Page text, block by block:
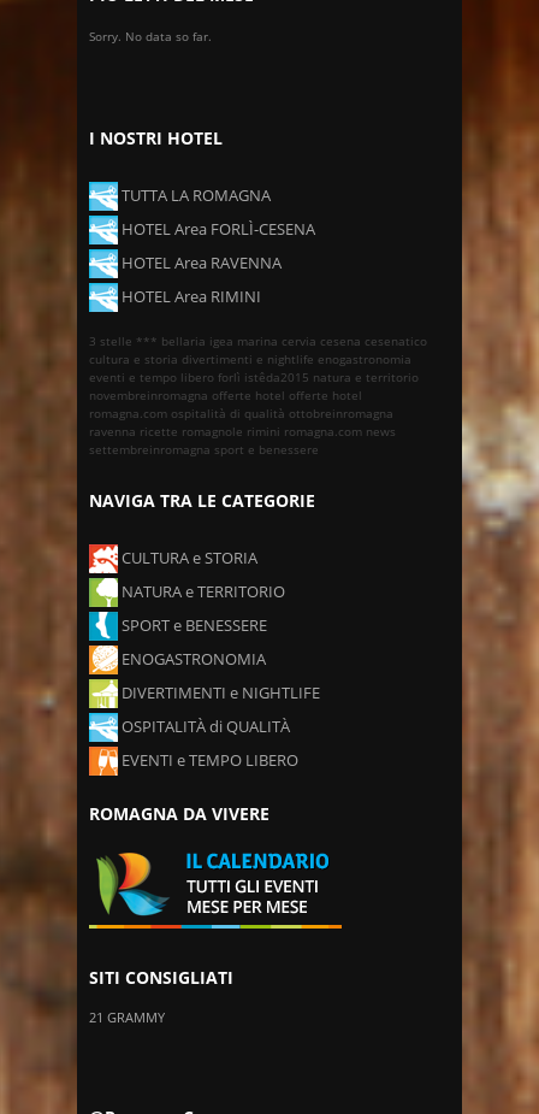
Sorry. No data so far.
I NOSTRI HOTEL
TUTTA LA ROMAGNA
HOTEL Area FORLÌ-CESENA
HOTEL Area RAVENNA
HOTEL Area RIMINI
3 stelle *** bellaria igea marina cervia cesena cesenatico
cultura e storia divertimenti e nightlife enogastronomia
eventi e tempo libero forlì istêda2015 natura e territorio
novembreinromagna offerte hotel offerte hotel
romagna.com ospitalità di qualità ottobreinromagna
ravenna ricette romagnole rimini romagna.com news
settembreinromagna sport e benessere
NAVIGA TRA LE CATEGORIE
CULTURA e STORIA
NATURA e TERRITORIO
SPORT e BENESSERE
ENOGASTRONOMIA
DIVERTIMENTI e NIGHTLIFE
OSPITALITÀ di QUALITÀ
EVENTI e TEMPO LIBERO
ROMAGNA DA VIVERE
SITI CONSIGLIATI
21 GRAMMY